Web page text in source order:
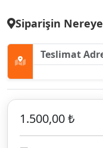
Siparişin
1.500,00 ₺